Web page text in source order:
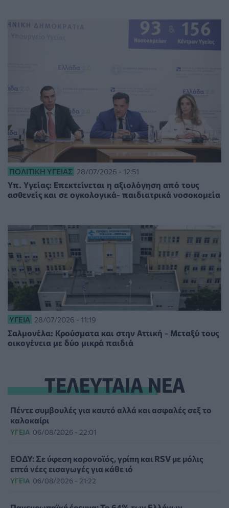
ΠΟΛΙΤΙΚΉ ΥΓΕΊΑΣ 28/07/2026 - 12:51
Υπ. Υγείας: Επεκτείνεται η αξιολόγηση από τους
ασθενείς και σε ογκολογικά- παιδιατρικά νοσοκομεία
ΥΓΕΊΑ 28/07/2026 - 11:19
Σαλμονέλα: Κρούσματα και στην Αττική - Μεταξύ τους
οικογένεια με δύο μικρά παιδιά
ΤΕΛΕΥΤΑΙΑ ΝΕΑ
Πέντε συμβουλές για καυτό αλλά και ασφαλές σεξ το
καλοκαίρι
ΥΓΕΊΑ 06/08/2026 - 22:01
ΕΟΔΥ: Σε ύφεση κορονοϊός, γρίπη και RSV με μόλις
επτά νέες εισαγωγές για κάθε ιό
ΥΓΕΊΑ 06/08/2026 - 21:22